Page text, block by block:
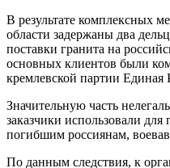
В результате комплексных
области задержаны два
поставки гранита на
основных клиентов были
кремлевской партии Единая
Значительную часть
заказчики использовали для
погибшим россиянам,
По данным следствия, к